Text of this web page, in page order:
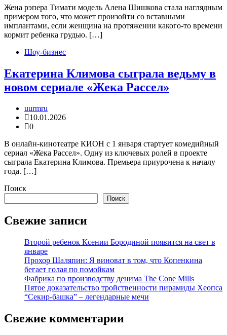
Жена рэпера Тимати модель Алена Шишкова стала наглядным
примером того, что может произойти со вставными
имплантами, если женщина на протяжении какого-то времени
кормит ребенка грудью. […]
Шоу-бизнес
Екатерина Климова сыграла ведьму в
новом сериале «Жека Рассел»
uurmru
10.01.2026
0
В онлайн-кинотеатре КИОН с 1 января стартует комедийный
сериал «Жека Рассел». Одну из ключевых ролей в проекте
сыграла Екатерина Климова. Премьера приурочена к началу
года. […]
Поиск
Поиск
Свежие записи
Второй ребенок Ксении Бородиной появится на свет в
январе
Прохор Шаляпин: Я виноват в том, что Копенкина
бегает голая по помойкам
Фабрика по производству денима The Cone Mills
Пятое доказательство тройственности пирамиды Хеопса
“Секир-башка” – легендарные мечи
Свежие комментарии